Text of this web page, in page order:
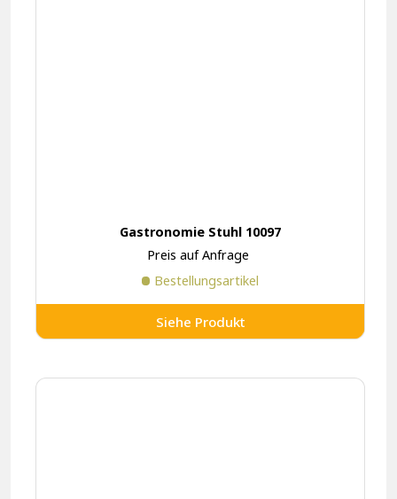
Gastronomie Stuhl 10097
Preis auf Anfrage
Bestellungsartikel
Siehe Produkt